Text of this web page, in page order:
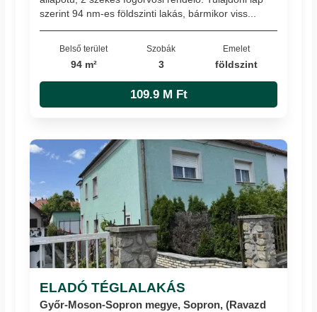
szerint 94 nm-es földszinti lakás, bármikor viss...
Belső terület
94 m²
Szobák
3
Emelet
földszint
109.9 M Ft
ELADÓ TÉGLALAKÁS
Győr-Moson-Sopron megye, Sopron, (Ravazd